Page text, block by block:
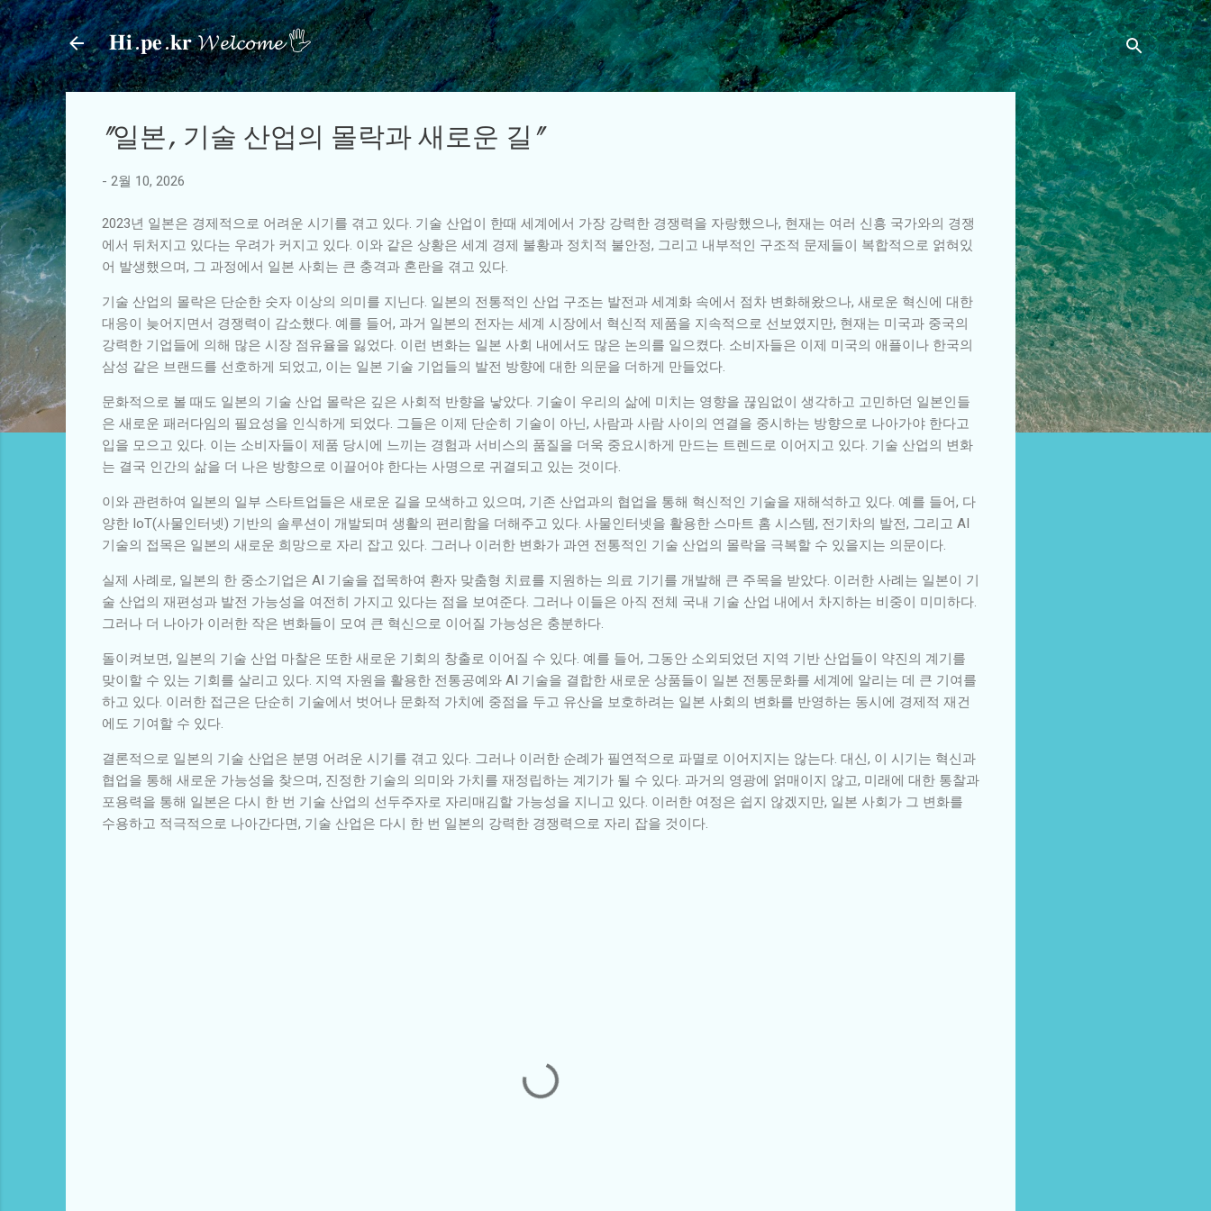
기본 콘텐츠로 건너뛰기
𝐇𝐢.𝐩𝐞.𝐤𝐫 𝓦𝓮𝓵𝓬𝓸𝓶𝓮 🖐
"일본, 기술 산업의 몰락과 새로운 길"
- 2월 10, 2026
2023년 일본은 경제적으로 어려운 시기를 겪고 있다. 기술 산업이 한때 세계에서 가장 강력한 경쟁력을 자랑했으나, 현재는 여러 신흥 국가와의 경쟁
에서 뒤처지고 있다는 우려가 커지고 있다. 이와 같은 상황은 세계 경제 불황과 정치적 불안정, 그리고 내부적인 구조적 문제들이 복합적으로 얽혀있
어 발생했으며, 그 과정에서 일본 사회는 큰 충격과 혼란을 겪고 있다.
기술 산업의 몰락은 단순한 숫자 이상의 의미를 지닌다. 일본의 전통적인 산업 구조는 발전과 세계화 속에서 점차 변화해왔으나, 새로운 혁신에 대한
대응이 늦어지면서 경쟁력이 감소했다. 예를 들어, 과거 일본의 전자는 세계 시장에서 혁신적 제품을 지속적으로 선보였지만, 현재는 미국과 중국의
강력한 기업들에 의해 많은 시장 점유율을 잃었다. 이런 변화는 일본 사회 내에서도 많은 논의를 일으켰다. 소비자들은 이제 미국의 애플이나 한국의
삼성 같은 브랜드를 선호하게 되었고, 이는 일본 기술 기업들의 발전 방향에 대한 의문을 더하게 만들었다.
문화적으로 볼 때도 일본의 기술 산업 몰락은 깊은 사회적 반향을 낳았다. 기술이 우리의 삶에 미치는 영향을 끊임없이 생각하고 고민하던 일본인들
은 새로운 패러다임의 필요성을 인식하게 되었다. 그들은 이제 단순히 기술이 아닌, 사람과 사람 사이의 연결을 중시하는 방향으로 나아가야 한다고
입을 모으고 있다. 이는 소비자들이 제품 당시에 느끼는 경험과 서비스의 품질을 더욱 중요시하게 만드는 트렌드로 이어지고 있다. 기술 산업의 변화
는 결국 인간의 삶을 더 나은 방향으로 이끌어야 한다는 사명으로 귀결되고 있는 것이다.
이와 관련하여 일본의 일부 스타트업들은 새로운 길을 모색하고 있으며, 기존 산업과의 협업을 통해 혁신적인 기술을 재해석하고 있다. 예를 들어, 다
양한 IoT(사물인터넷) 기반의 솔루션이 개발되며 생활의 편리함을 더해주고 있다. 사물인터넷을 활용한 스마트 홈 시스템, 전기차의 발전, 그리고 AI
기술의 접목은 일본의 새로운 희망으로 자리 잡고 있다. 그러나 이러한 변화가 과연 전통적인 기술 산업의 몰락을 극복할 수 있을지는 의문이다.
실제 사례로, 일본의 한 중소기업은 AI 기술을 접목하여 환자 맞춤형 치료를 지원하는 의료 기기를 개발해 큰 주목을 받았다. 이러한 사례는 일본이 기
술 산업의 재편성과 발전 가능성을 여전히 가지고 있다는 점을 보여준다. 그러나 이들은 아직 전체 국내 기술 산업 내에서 차지하는 비중이 미미하다.
그러나 더 나아가 이러한 작은 변화들이 모여 큰 혁신으로 이어질 가능성은 충분하다.
돌이켜보면, 일본의 기술 산업 마찰은 또한 새로운 기회의 창출로 이어질 수 있다. 예를 들어, 그동안 소외되었던 지역 기반 산업들이 약진의 계기를
맞이할 수 있는 기회를 살리고 있다. 지역 자원을 활용한 전통공예와 AI 기술을 결합한 새로운 상품들이 일본 전통문화를 세계에 알리는 데 큰 기여를
하고 있다. 이러한 접근은 단순히 기술에서 벗어나 문화적 가치에 중점을 두고 유산을 보호하려는 일본 사회의 변화를 반영하는 동시에 경제적 재건
에도 기여할 수 있다.
결론적으로 일본의 기술 산업은 분명 어려운 시기를 겪고 있다. 그러나 이러한 순례가 필연적으로 파멸로 이어지지는 않는다. 대신, 이 시기는 혁신과
협업을 통해 새로운 가능성을 찾으며, 진정한 기술의 의미와 가치를 재정립하는 계기가 될 수 있다. 과거의 영광에 얽매이지 않고, 미래에 대한 통찰과
포용력을 통해 일본은 다시 한 번 기술 산업의 선두주자로 자리매김할 가능성을 지니고 있다. 이러한 여정은 쉽지 않겠지만, 일본 사회가 그 변화를
수용하고 적극적으로 나아간다면, 기술 산업은 다시 한 번 일본의 강력한 경쟁력으로 자리 잡을 것이다.